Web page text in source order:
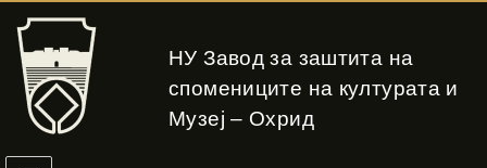
НУ Завод за заштита на
спомениците на културата и
Музеј – Охрид